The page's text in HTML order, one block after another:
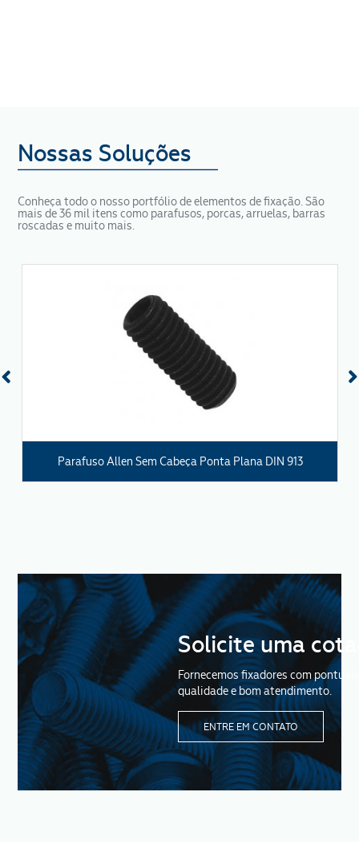
Nossas Soluções
Conheça todo o nosso portfólio de elementos de fixação. São
mais de 36 mil itens como parafusos, porcas, arruelas, barras
roscadas e muito mais.
Parafuso Allen Sem Cabeça Ponta Plana DIN 913
Solicite uma
Fornecemos fixadores com
qualidade e bom atendimento.
ENTRE EM CONTATO